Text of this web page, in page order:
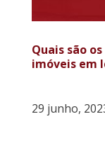
Quais são
imóveis em
29 junho,